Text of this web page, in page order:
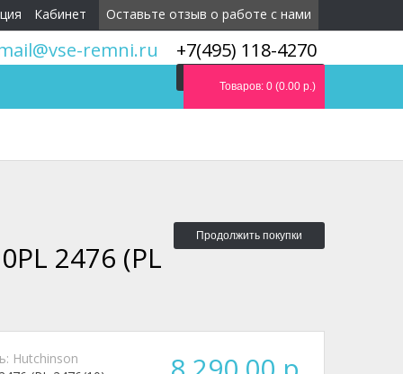
Оставьте отзыв о работе с нами
Кабинет
+7(495) 118-4270
remni.ru
Товаров: 0 (0.00 р.)
Продолжить покупки
2476 (PL
Hutchinson